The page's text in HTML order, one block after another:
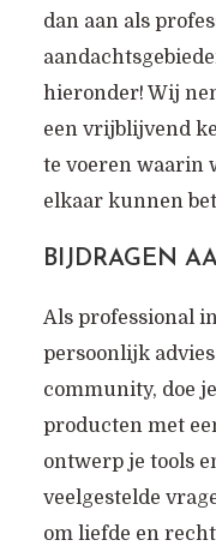
dan aan als
hieronder! Wij
een vrijblijvend
te voeren waarin
elkaar kunnen
BIJDRAGEN
Als professional
persoonlijk
community, doe
producten met
ontwerp je tools
veelgestelde
om liefde en